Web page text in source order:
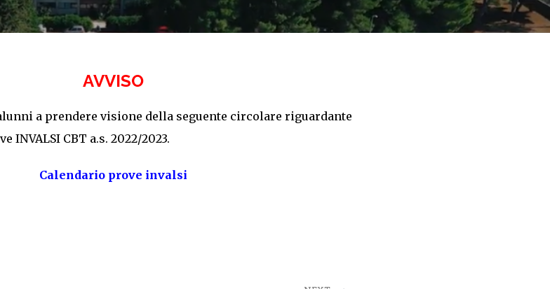
AVVISO
a prendere visione della seguente circolare riguardante
INVALSI CBT a.s. 2022/2023.
Calendario prove invalsi